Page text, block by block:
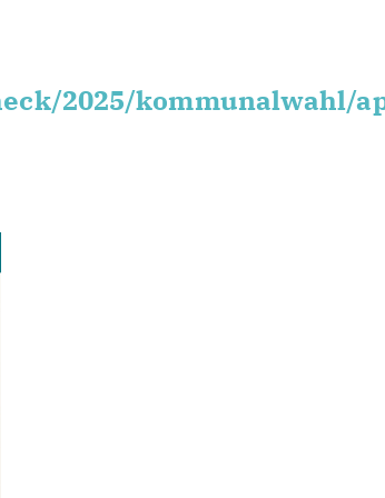
2025/kommunalwahl/